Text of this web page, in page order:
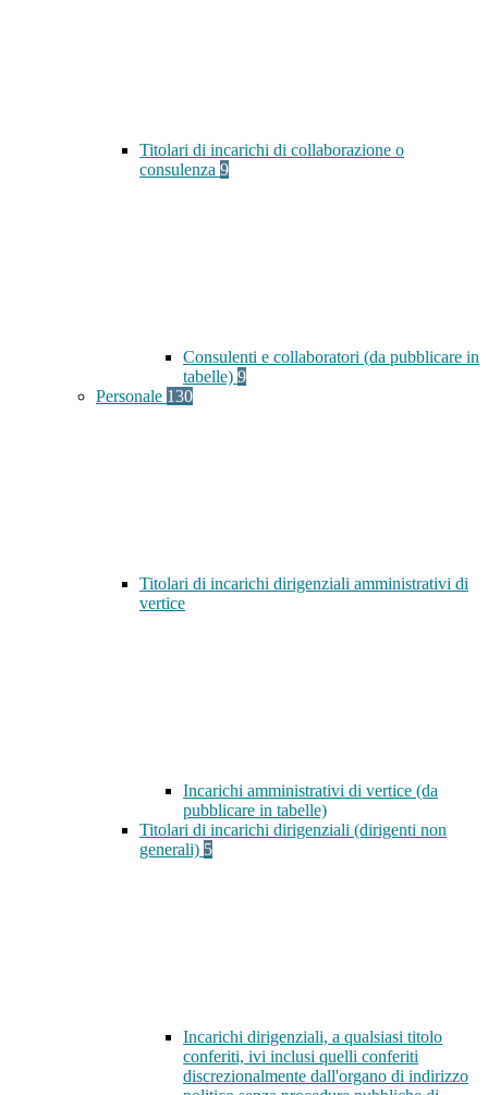
Titolari di incarichi di collaborazione o
consulenza 9
Consulenti e collaboratori (da pubblicare in
tabelle) 9
Personale 130
Titolari di incarichi dirigenziali amministrativi di
vertice
Incarichi amministrativi di vertice (da
pubblicare in tabelle)
Titolari di incarichi dirigenziali (dirigenti non
generali) 5
Incarichi dirigenziali, a qualsiasi titolo
conferiti, ivi inclusi quelli conferiti
discrezionalmente dall'organo di indirizzo